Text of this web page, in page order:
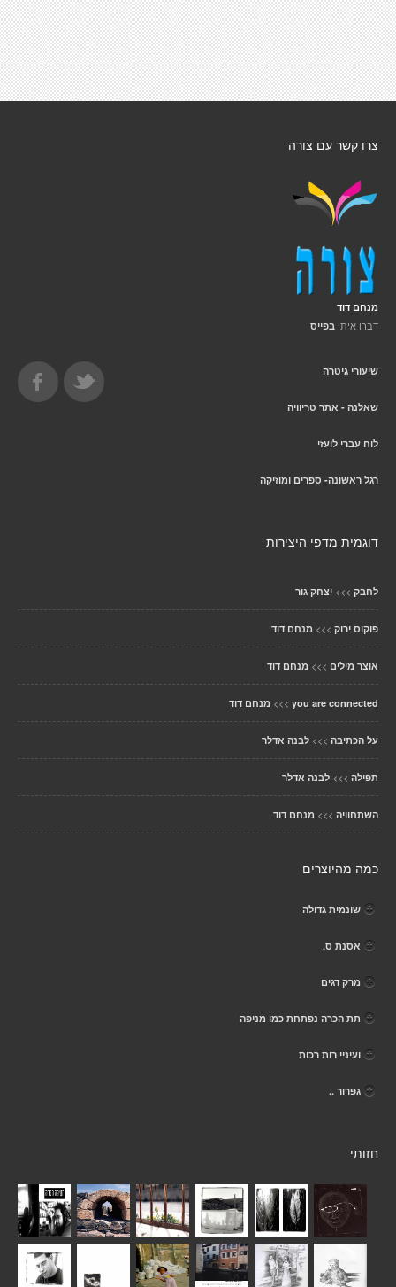
צרו קשר עם צורה
מנחם דוד
דברו איתי בפייס
שיעורי גיטרה
שאלנה - אתר טריוויה
לוח עברי לועזי
רגל ראשונה- ספרים ומוזיקה
דוגמית מדפי היצירות
לחבק >>> יצחק גור
פוקוס ירוק >>> מנחם דוד
אוצר מילים >>> מנחם דוד
you are connected
>>> מנחם דוד
על הכתיבה >>> לבנה אדלר
תפילה >>> לבנה אדלר
השתחוויה >>> מנחם דוד
כמה מהיוצרים
שונמית גדולה
אסנת ס.
מרק דגים
תת הכרה נפתחת כמו מניפה
ועיניי רות רכות
גפרור ..
חזותי